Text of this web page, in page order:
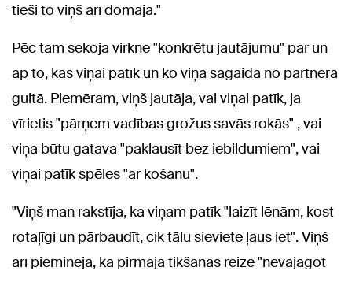
tieši to viņš arī domāja."
Pēc tam sekoja virkne "konkrētu jautājumu" par un
ap to, kas viņai patīk un ko viņa sagaida no partnera
gultā. Piemēram, viņš jautāja, vai viņai patīk, ja
vīrietis "pārņem vadības grožus savās rokās" , vai
viņa būtu gatava "paklausīt bez iebildumiem", vai
viņai patīk spēles "ar košanu".
"Viņš man rakstīja, ka viņam patīk "laizīt lēnām, kost
rotaļīgi un pārbaudīt, cik tālu sieviete ļaus iet". Viņš
arī pieminēja, ka pirmajā tikšanās reizē "nevajagot